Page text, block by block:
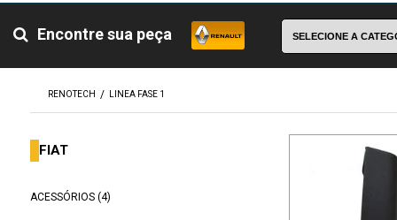
Encontre sua peça
RENOTECH LINEA FASE 1
FIAT
ACESSÓRIOS (4)